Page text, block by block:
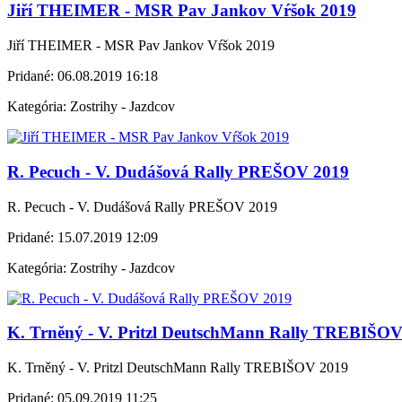
Jiří THEIMER - MSR Pav Jankov Vŕšok 2019
Jiří THEIMER - MSR Pav Jankov Vŕšok 2019
Pridané: 06.08.2019 16:18
Kategória: Zostrihy - Jazdcov
R. Pecuch - V. Dudášová Rally PREŠOV 2019
R. Pecuch - V. Dudášová Rally PREŠOV 2019
Pridané: 15.07.2019 12:09
Kategória: Zostrihy - Jazdcov
K. Trněný - V. Pritzl DeutschMann Rally
K. Trněný - V. Pritzl DeutschMann Rally TREBIŠOV 2019
Pridané: 05.09.2019 11:25